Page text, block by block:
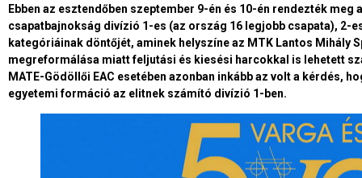
Ebben az esztendőben szeptember 9-én és 10-én rendezték
csapatbajnokság divízió 1-es (az ország 16 legjobb csapata), 2-
kategóriáinak döntőjét, aminek helyszíne az MTK Lantos Mihály
megreformálása miatt feljutási és kiesési harcokkal is lehetett
MATE-Gödöllői EAC esetében azonban inkább az volt a kérdés,
egyetemi formáció az elitnek számító divízió 1-ben.